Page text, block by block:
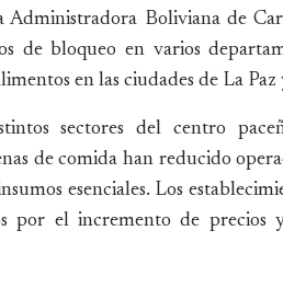
Boliviana de
de bloqueo en varios
en las ciudades de La
sectores del centro
de comida han reducido
esenciales. Los
por el incremento de